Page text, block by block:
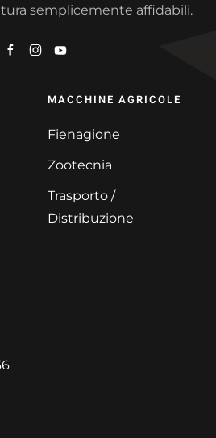
semplicemente affidabili.
MACCHINE AGRICOLE
Fienagione
Zootecnia
Trasporto /
Distribuzione